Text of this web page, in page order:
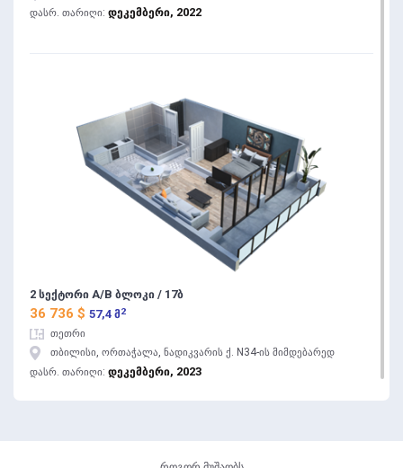
დასრ. თარიღი: დეკემბერი, 2022
2 სექტორი A/B ბლოკი / 17ბ
36 736 $ 57,4 მ 2
თეთრი
თბილისი, ორთაჭალა, ნადიკვარის ქ. N34-ის მიმდებარედ
დასრ. თარიღი: დეკემბერი, 2023